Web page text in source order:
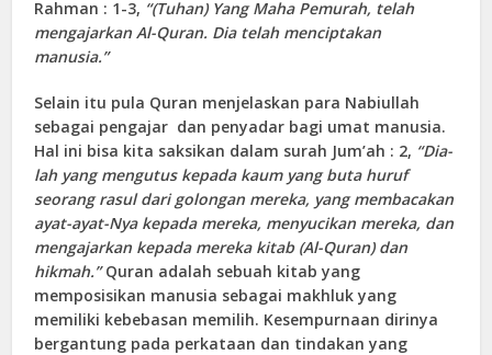
Rahman : 1-3, “(Tuhan) Yang Maha Pemurah, telah
mengajarkan Al-Quran. Dia telah menciptakan
manusia.”
Selain itu pula Quran menjelaskan para Nabiullah
sebagai pengajar dan penyadar bagi umat manusia.
Hal ini bisa kita saksikan dalam surah Jum’ah : 2, “Dia-
lah yang mengutus kepada kaum yang buta huruf
seorang rasul dari golongan mereka, yang membacakan
ayat-ayat-Nya kepada mereka, menyucikan mereka, dan
mengajarkan kepada mereka kitab (Al-Quran) dan
hikmah.”Quran adalah sebuah kitab yang
memposisikan manusia sebagai makhluk yang
memiliki kebebasan memilih. Kesempurnaan dirinya
bergantung pada perkataan dan tindakan yang